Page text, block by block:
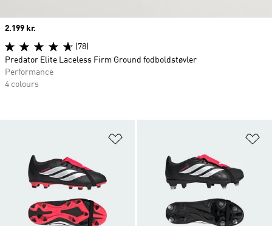
Price
2.199 kr.
(78)
Predator Elite Laceless Firm Ground fodboldstøvler
Performance
4 colours